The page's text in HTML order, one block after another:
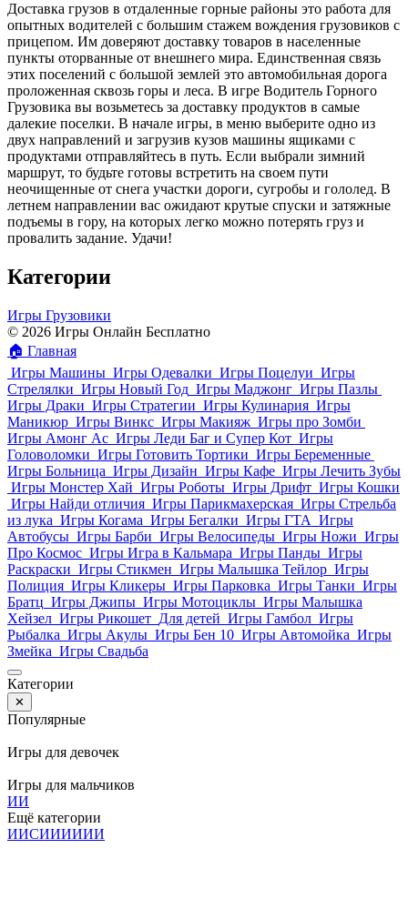
Доставка грузов в отдаленные горные районы это работа для
опытных водителей с большим стажем вождения грузовиков с
прицепом. Им доверяют доставку товаров в населенные
пункты оторванные от внешнего мира. Единственная связь
этих поселений с большой землей это автомобильная дорога
проложенная сквозь горы и леса. В игре Водитель Горного
Грузовика вы возьметесь за доставку продуктов в самые
далекие поселки. В начале игры, в меню выберите одно из
двух направлений и загрузив кузов машины ящиками с
продуктами отправляйтесь в путь. Если выбрали зимний
маршрут, то будьте готовы встретить на своем пути
неочищенные от снега участки дороги, сугробы и гололед. В
летнем направлении вас ожидают крутые спуски и затяжные
подъемы в гору, на которых легко можно потерять груз и
провалить задание. Удачи!
Категории
Игры Грузовики
© 2026 Игры Онлайн Бесплатно
🏠 Главная
Игры Машины Игры Одевалки Игры Поцелуи Игры
Стрелялки Игры Новый Год Игры Маджонг Игры Пазлы
Игры Драки Игры Стратегии Игры Кулинария Игры
Маникюр Игры Винкс Игры Макияж Игры про Зомби
Игры Амонг Ас Игры Леди Баг и Супер Кот Игры
Головоломки Игры Готовить Тортики Игры Беременные
Игры Больница Игры Дизайн Игры Кафе Игры Лечить Зубы
Игры Монстер Хай Игры Роботы Игры Дрифт Игры Кошки
Игры Найди отличия Игры Парикмахерская Игры Стрельба
из лука Игры Когама Игры Бегалки Игры ГТА Игры
Автобусы Игры Барби Игры Велосипеды Игры Ножи Игры
Про Космос Игры Игра в Кальмара Игры Панды Игры
Раскраски Игры Стикмен Игры Малышка Тейлор Игры
Полиция Игры Кликеры Игры Парковка Игры Танки Игры
Братц Игры Джипы Игры Мотоциклы Игры Малышка
Хейзел Игры Рикошет Для детей Игры Гамбол Игры
Рыбалка Игры Акулы Игры Бен 10 Игры Автомойка Игры
Змейка Игры Свадьба
Категории
✕
Популярные
Игры для девочек
Игры для мальчиков
ИИ
Ещё категории
ИИСИИИИИИ